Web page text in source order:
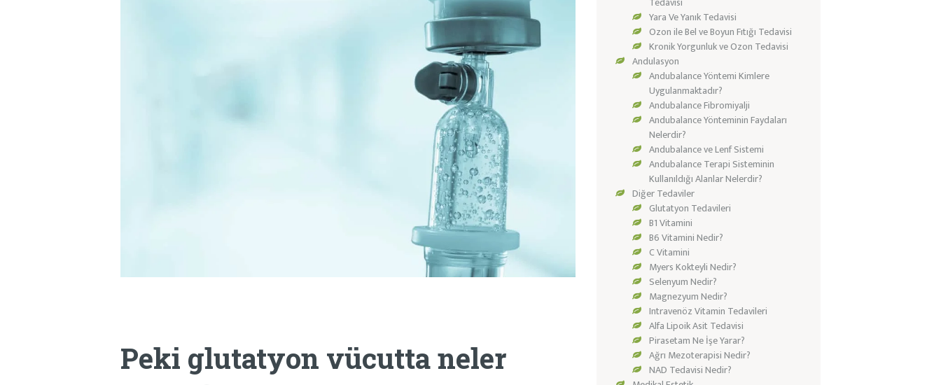
Peki glutatyon vücutta neler
Yara Ve Yanık Tedavisi
Ozon ile Bel ve Boyun Fıtığı Tedavisi
Kronik Yorgunluk ve Ozon Tedavisi
Andulasyon
Andubalance Yöntemi Kimlere
Uygulanmaktadır?
Andubalance Fibromiyalji
Andubalance Yönteminin Faydaları
Nelerdir?
Andubalance ve Lenf Sistemi
Andubalance Terapi Sisteminin
Kullanıldığı Alanlar Nelerdir?
Diğer Tedaviler
Glutatyon Tedavileri
B1 Vitamini
B6 Vitamini Nedir?
C Vitamini
Myers Kokteyli Nedir?
Selenyum Nedir?
Magnezyum Nedir?
Intravenöz Vitamin Tedavileri
Alfa Lipoik Asit Tedavisi
Pirasetam Ne İşe Yarar?
Ağrı Mezoterapisi Nedir?
NAD Tedavisi Nedir?